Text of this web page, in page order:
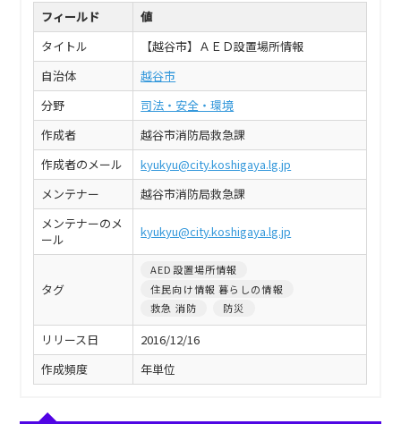
フィールド
値
タイトル
【越谷市】ＡＥＤ設置場所情報
自治体
越谷市
分野
司法・安全・環境
作成者
越谷市消防局救急課
作成者のメール
kyukyu@city.koshigaya.lg.jp
メンテナー
越谷市消防局救急課
メンテナーのメ
ール
kyukyu@city.koshigaya.lg.jp
タグ
AED設置場所情報
住民向け情報 暮らしの情報
救急 消防
防災
リリース日
2016/12/16
作成頻度
年単位